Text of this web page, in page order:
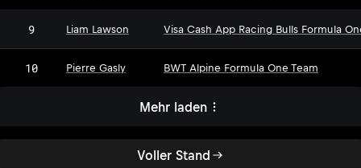
Voller Stand
9 Liam Lawson Visa Cash App Racing Bulls Formula
10 Pierre Gasly BWT Alpine Formula One Team
Mehr laden